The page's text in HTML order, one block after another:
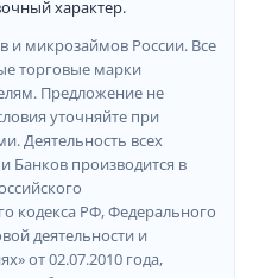
характер.
и микрозаймов России. Все
торговые марки
Предложение не
уточняйте при
Деятельность всех
Банков производится в
кодекса РФ, Федерального
деятельности и
от 02.07.2010 года,